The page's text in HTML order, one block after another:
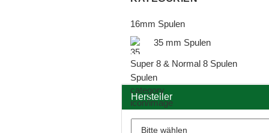
16mm Spulen
35 mm Spulen
Super 8 & Normal 8 Spulen
Hersteller